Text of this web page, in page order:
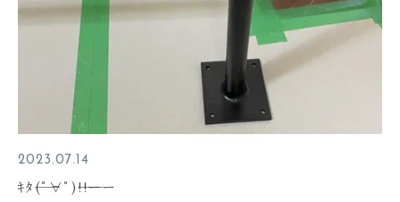
2023.07.14
ｷﾀ――(ﾟ∀ﾟ)――!!ーー